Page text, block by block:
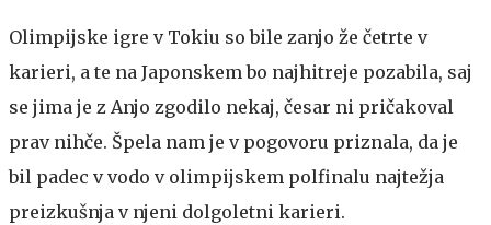
Olimpijske igre v Tokiu so bile zanjo že četrte v
karieri, a te na Japonskem bo najhitreje pozabila, saj
se jima je z Anjo zgodilo nekaj, česar ni pričakoval
prav nihče. Špela nam je v pogovoru priznala, da je
bil padec v vodo v olimpijskem polfinalu najtežja
preizkušnja v njeni dolgoletni karieri.